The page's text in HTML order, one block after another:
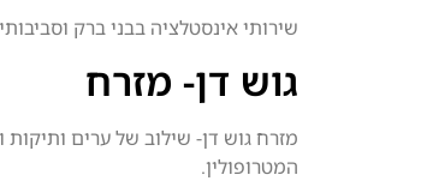
שירותי אינסטלציה בבני ברק
גוש דן- מזרח
מזרח גוש דן- שילוב של ערים
המטרופולין.